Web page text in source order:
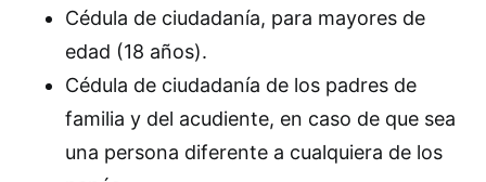
Cédula de ciudadanía, para mayores de
edad (18 años).
Cédula de ciudadanía de los padres de
familia y del acudiente, en caso de que sea
una persona diferente a cualquiera de los